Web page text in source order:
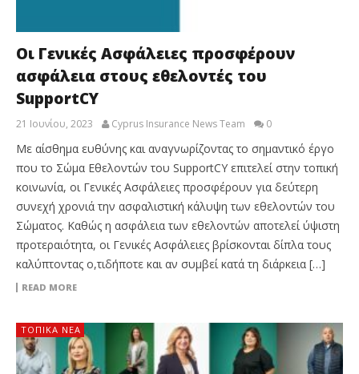
Οι Γενικές Ασφάλειες προσφέρουν
ασφάλεια στους εθελοντές του
SupportCY
21 Ιουνίου, 2023 Cyprus Insurance News Team 0
Με αίσθημα ευθύνης και αναγνωρίζοντας το σημαντικό έργο
που το Σώμα Εθελοντών του SupportCY επιτελεί στην τοπική
κοινωνία, οι Γενικές Ασφάλειες προσφέρουν για δεύτερη
συνεχή χρονιά την ασφαλιστική κάλυψη των εθελοντών του
Σώματος. Καθώς η ασφάλεια των εθελοντών αποτελεί ύψιστη
προτεραιότητα, οι Γενικές Ασφάλειες βρίσκονται δίπλα τους
καλύπτοντας ο,τιδήποτε και αν συμβεί κατά τη διάρκεια […]
READ MORE
ΤΟΠΙΚΑ ΝΕΑ